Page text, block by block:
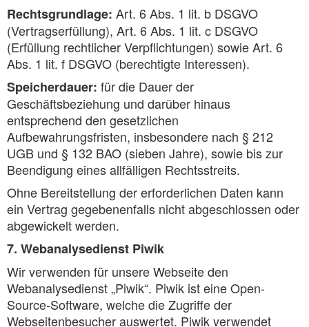
Rechtsgrundlage: Art. 6 Abs. 1 lit. b DSGVO
(Vertragserfüllung), Art. 6 Abs. 1 lit. c DSGVO
(Erfüllung rechtlicher Verpflichtungen) sowie Art. 6
Abs. 1 lit. f DSGVO (berechtigte Interessen).
Speicherdauer: für die Dauer der
Geschäftsbeziehung und darüber hinaus
entsprechend den gesetzlichen
Aufbewahrungsfristen, insbesondere nach § 212
UGB und § 132 BAO (sieben Jahre), sowie bis zur
Beendigung eines allfälligen Rechtsstreits.
Ohne Bereitstellung der erforderlichen Daten kann
ein Vertrag gegebenenfalls nicht abgeschlossen oder
abgewickelt werden.
7. Webanalysedienst Piwik
Wir verwenden für unsere Webseite den
Webanalysedienst „Piwik“. Piwik ist eine Open-
Source-Software, welche die Zugriffe der
Webseitenbesucher auswertet. Piwik verwendet